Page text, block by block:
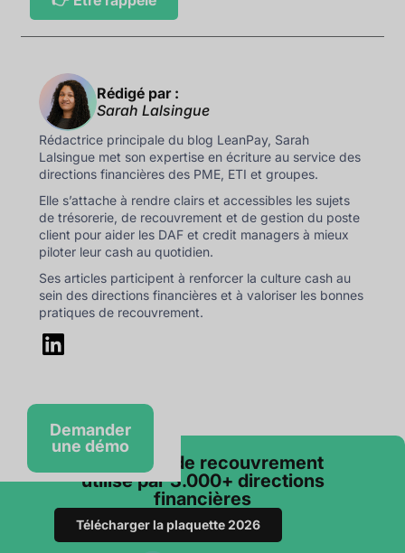
Rédigé par :
Sarah Lalsingue
Rédactrice principale du blog LeanPay, Sarah
Lalsingue met son expertise en écriture au service des
directions financières des PME, ETI et groupes.
Elle s’attache à rendre clairs et accessibles les sujets
de trésorerie, de recouvrement et de gestion du poste
client pour aider les DAF et credit managers à mieux
piloter leur cash au quotidien.
Ses articles participent à renforcer la culture cash au
sein des directions financières et à valoriser les bonnes
pratiques de recouvrement.
Demander
une démo
Le logiciel de recouvrement
utilisé par 3.000+ directions
financières
Télécharger la plaquette 2026